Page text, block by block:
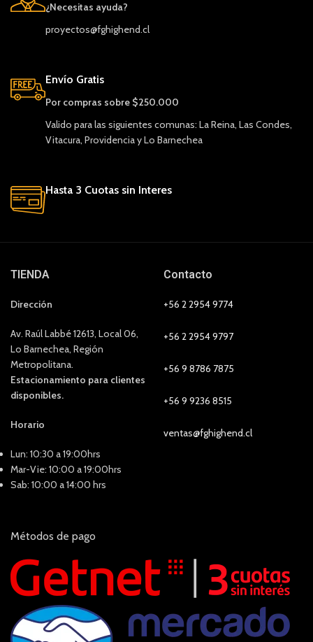
¿Necesitas ayuda?
proyectos@fghighend.cl
Envío Gratis
Por compras sobre $250.000
Valido para las siguientes comunas: La Reina, Las Condes,
Vitacura, Providencia y Lo Barnechea
Hasta 3 Cuotas sin Interes
TIENDA
Dirección
Av. Raúl Labbé 12613, Local 06,
Lo Barnechea, Región
Metropolitana.
Estacionamiento para clientes
disponibles.
Horario
Lun: 10:30 a 19:00hrs
Mar-Vie: 10:00 a 19:00hrs
Sab: 10:00 a 14:00 hrs
Contacto
+56 2 2954 9774
+56 2 2954 9797
+56 9 8786 7875
+56 9 9236 8515
ventas@fghighend.cl
Métodos de pago